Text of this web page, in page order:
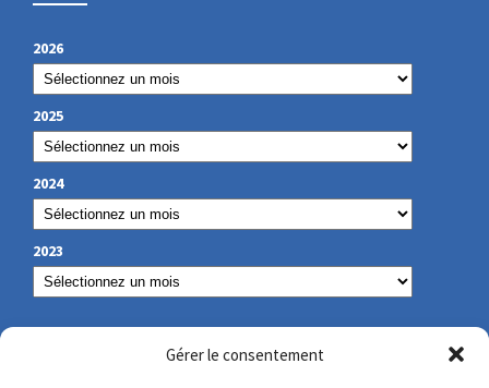
Gérer le consentement
2026
2025
2024
2023
NOS COORDONNÉES